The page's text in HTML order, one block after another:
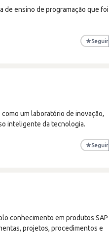
de ensino de programação que foi
★Seguir
um laboratório de inovação,
inteligente da tecnologia.
★Seguir
conhecimento em produtos SAP
projetos, procedimentos e